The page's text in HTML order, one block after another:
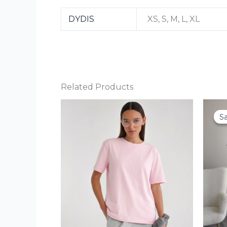
DYDIS XS, S, M, L, XL
Related Products